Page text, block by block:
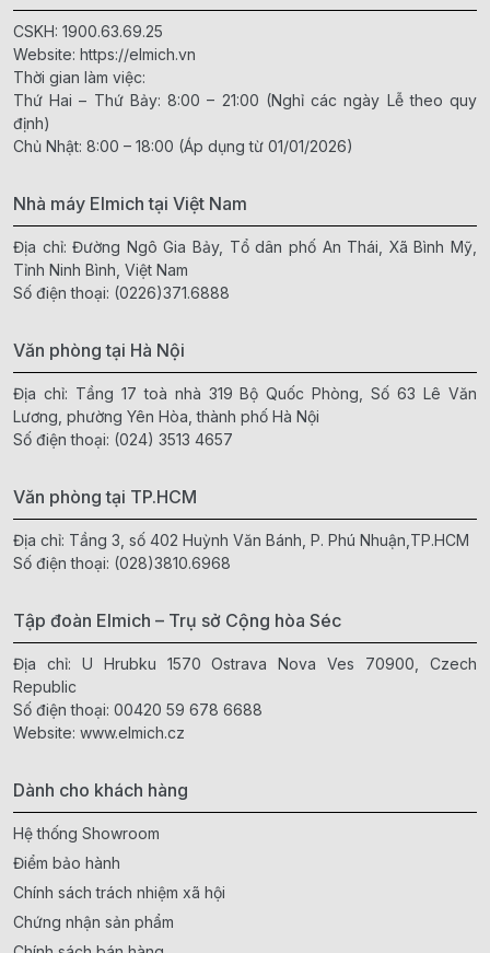
CSKH: 1900.63.69.25
Website: https://elmich.vn
Thời gian làm việc:
Thứ Hai – Thứ Bảy: 8:00 – 21:00 (Nghỉ các ngày Lễ theo quy
định)
Chủ Nhật: 8:00 – 18:00 (Áp dụng từ 01/01/2026)
Nhà máy Elmich tại Việt Nam
Địa chỉ: Đường Ngô Gia Bảy, Tổ dân phố An Thái, Xã Bình Mỹ,
Tỉnh Ninh Bình, Việt Nam
Số điện thoại: (0226)371.6888
Văn phòng tại Hà Nội
Địa chỉ: Tầng 17 toà nhà 319 Bộ Quốc Phòng, Số 63 Lê Văn
Lương, phường Yên Hòa, thành phố Hà Nội
Số điện thoại: (024) 3513 4657
Văn phòng tại TP.HCM
Địa chỉ: Tầng 3, số 402 Huỳnh Văn Bánh, P. Phú Nhuận,TP.HCM
Số điện thoại: (028)3810.6968
Tập đoàn Elmich – Trụ sở Cộng hòa Séc
Địa chỉ: U Hrubku 1570 Ostrava Nova Ves 70900, Czech
Republic
Số điện thoại: 00420 59 678 6688
Website: www.elmich.cz
Dành cho khách hàng
Hệ thống Showroom
Điểm bảo hành
Chính sách trách nhiệm xã hội
Chứng nhận sản phẩm